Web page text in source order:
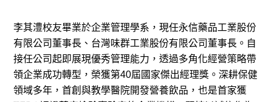
李其澧校友畢業於企業管理學系，現任永信藥品工業股份
有限公司董事長、台灣味群工業股份有限公司董事長。自
接任公司起即展現優秀管理能力，透過多角化經營策略帶
領企業成功轉型，榮獲第40屆國家傑出經理獎。深耕保健
領域多年，首創與教學醫院開發營養飲品，也是首家獲